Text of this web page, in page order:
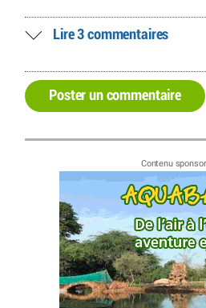
Lire 3 commentaires
Poster un commentaire